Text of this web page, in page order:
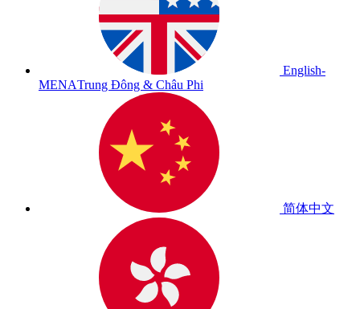
English-
MENATrung Đông & Châu Phi
简体中文